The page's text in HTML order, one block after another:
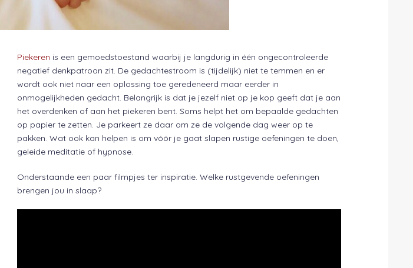
Piekeren is een gemoedstoestand waarbij je langdurig in één ongecontroleerde
negatief denkpatroon zit. De gedachtestroom is (tijdelijk) niet te temmen en er
wordt ook niet naar een oplossing toe geredeneerd maar eerder in
onmogelijkheden gedacht. Belangrijk is dat je jezelf niet op je kop geeft dat je aan
het overdenken of aan het piekeren bent. Soms helpt het om bepaalde gedachten
op papier te zetten. Je parkeert ze daar om ze de volgende dag weer op te
pakken. Wat ook kan helpen is om vóór je gaat slapen rustige oefeningen te doen,
geleide meditatie of hypnose.
Onderstaande een paar filmpjes ter inspiratie. Welke rustgevende oefeningen
brengen jou in slaap?